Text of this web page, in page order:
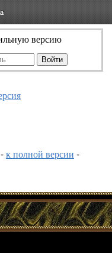
версию
-к полной версии -